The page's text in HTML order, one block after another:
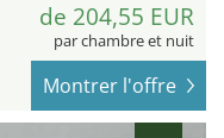
de 204,55 EUR
par chambre et nuit
Montrer l'offre